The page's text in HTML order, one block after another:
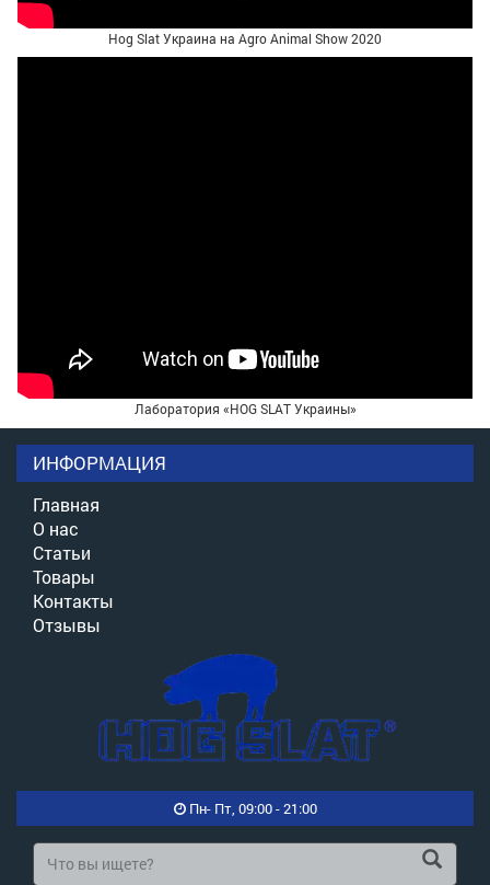
Hog Slat Украина на Agro Animal Show 2020
Лаборатория «HOG SLAT Украины»
ИНФОРМАЦИЯ
Главная
О нас
Статьи
Товары
Контакты
Отзывы
Пн- Пт, 09:00 - 21:00